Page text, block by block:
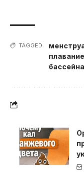
TAGGED:
бассейна